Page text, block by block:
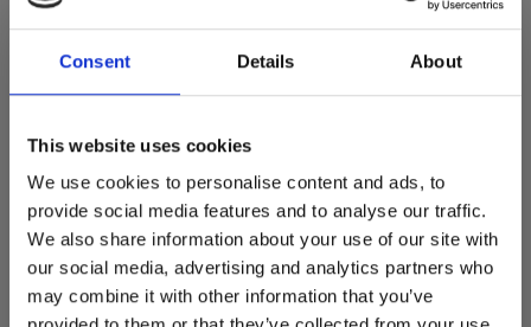
Consent Details About
This website uses cookies
We use cookies to personalise content and ads, to
provide social media features and to analyse our traffic.
We also share information about your use of our site with
our social media, advertising and analytics partners who
may combine it with other information that you’ve
• • • • •
De Summer Sale bij Snip Wonen+ is
gestart!
woonaccessoires aan te schaffen met aantrekkelijke kortingen.
In onze showroom vind je een uitgebreide selectie
designmeubelen van gerenommeerde Nederlandse en Europese
merken. Onder andere showroommodellen vanHarvink ,
Gelderland,Swedese,Sculptures JeuxenArtisanzijn nu extra
voordelig verkrijgbaar. Profiteer van unieke aanbiedingen zolang
de voorraad strekt!